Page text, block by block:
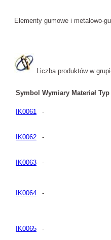
Elementy gumowe i metalowo-
Liczba produktów w
Symbol Wymiary Materiał Typ
IK0061 -
IK0062 -
IK0063 -
IK0064 -
IK0065 -